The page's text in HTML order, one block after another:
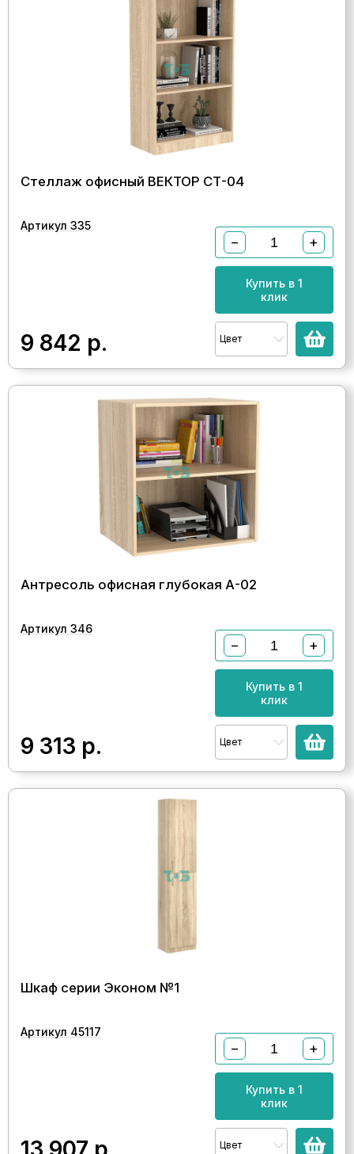
Стеллаж офисный ВЕКТОР СТ-04
Артикул 335
9 842 р.
− +
Купить в 1
клик
Цвет
Антресоль офисная глубокая А-02
Артикул 346
9 313 р.
− +
Купить в 1
клик
Цвет
Шкаф серии Эконом №1
Артикул 45117
− +
Купить в 1
клик
Цвет